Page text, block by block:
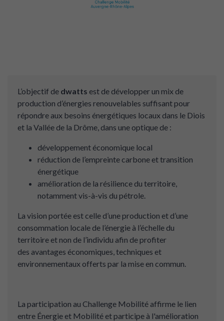
L’objectif de dwatts est de développer un mix de
production d’énergies renouvelables suffisant pour
répondre aux besoins énergétiques locaux dans le Diois
et la Vallée de la Drôme, dans une optique de :
développement économique local
réduction de l’empreinte carbone et transition
énergétique
amélioration de la résilience du territoire,
notamment vis-à-vis du pétrole.
La vision portée est celle d’une production et d’une
consommation locale de l’énergie à l’échelle du
territoire et non de l’individu afin de profiter
des avantages économiques, techniques et
environnementaux offerts par la mise en commun.
La participation au Challenge Mobilité affirme le lien
entre Énergie et Mobilité et participe à l'amélioration